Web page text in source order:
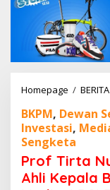
Homepage /
BKPM, Dewan
Investasi,
Sengketa
Prof Tirta
Ahli Kepala